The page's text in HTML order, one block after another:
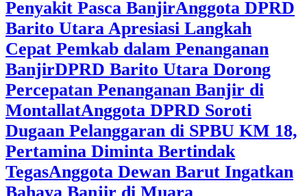
Penyakit Pasca BanjirAnggota DPRD
Barito Utara Apresiasi Langkah
Cepat Pemkab dalam Penanganan
BanjirDPRD Barito Utara Dorong
Percepatan Penanganan Banjir di
MontallatAnggota DPRD Soroti
Dugaan Pelanggaran di SPBU KM 18,
Pertamina Diminta Bertindak
TegasAnggota Dewan Barut Ingatkan